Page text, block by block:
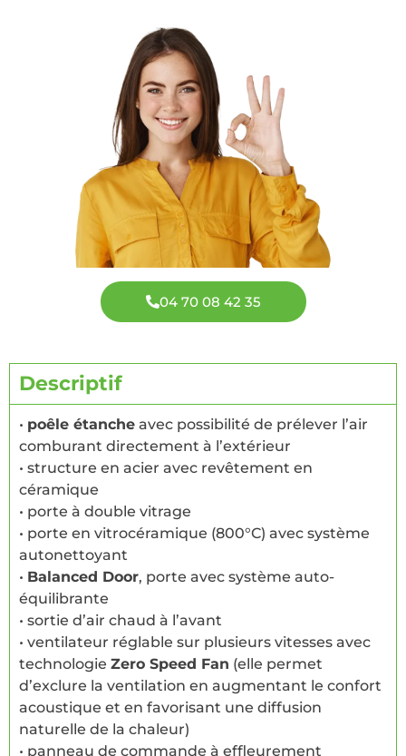
Descriptif
• poêle étanche avec possibilité de prélever l’air
comburant directement à l’extérieur
• structure en acier avec revêtement en
céramique
• porte à double vitrage
• porte en vitrocéramique (800°C) avec système
autonettoyant
• Balanced Door, porte avec système auto-
équilibrante
• sortie d’air chaud à l’avant
• ventilateur réglable sur plusieurs vitesses avec
technologie Zero Speed Fan (elle permet
d’exclure la ventilation en augmentant le confort
acoustique et en favorisant une diffusion
naturelle de la chaleur)
• panneau de commande à effleurement
04 70 08 42 35